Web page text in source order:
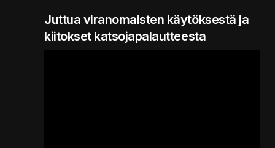
Juttua viranomaisten käytöksestä ja
kiitokset katsojapalautteesta